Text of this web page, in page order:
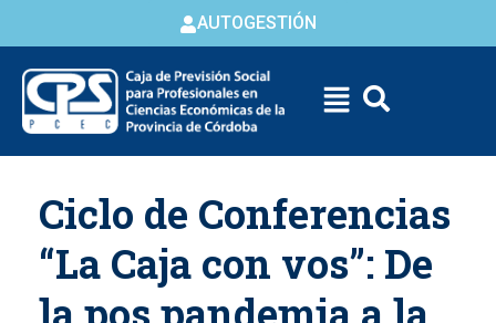
AUTOGESTIÓN
content
Ciclo de Conferencias
“La Caja con vos”: De